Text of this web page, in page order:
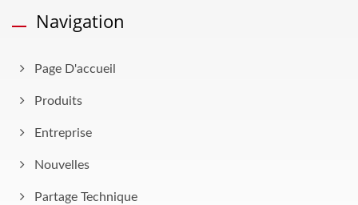
Navigation
Page D'accueil
Produits
Entreprise
Nouvelles
Partage Technique